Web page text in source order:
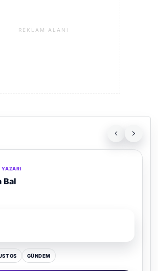
REKLAM ALANI
YAZARI
Demir
GÜNDEM